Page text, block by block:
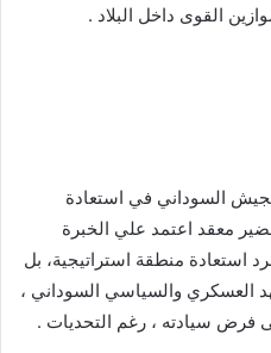
القوى داخل البلاد .
السوداني في استعادة
معقد اعتمد علي الخبرة
استعادة منطقة استراتيجية، بل
والسياسي السوداني ،
فرض سيادته ، رغم التحديات .